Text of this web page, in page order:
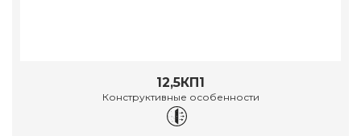
12,5КП1
Конструктивные особенности